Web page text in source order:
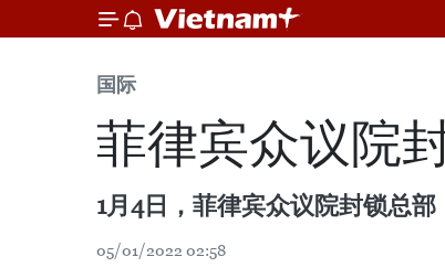
国际
菲律宾众议院
1月4日，菲律宾众议院封锁总
05/01/2022 02:58